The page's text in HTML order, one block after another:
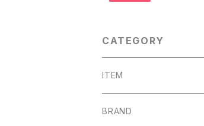
CATEGORY
ITEM
outer
BRAND